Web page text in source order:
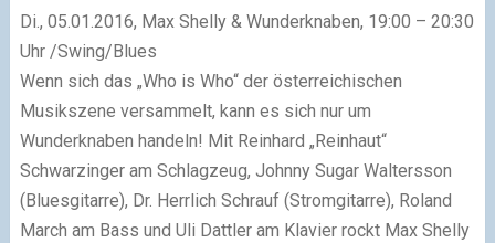
Di., 05.01.2016, Max Shelly & Wunderknaben, 19:00 – 20:30
Uhr /Swing/Blues
Wenn sich das „Who is Who“ der österreichischen
Musikszene versammelt, kann es sich nur um
Wunderknaben handeln! Mit Reinhard „Reinhaut“
Schwarzinger am Schlagzeug, Johnny Sugar Waltersson
(Bluesgitarre), Dr. Herrlich Schrauf (Stromgitarre), Roland
March am Bass und Uli Dattler am Klavier rockt Max Shelly